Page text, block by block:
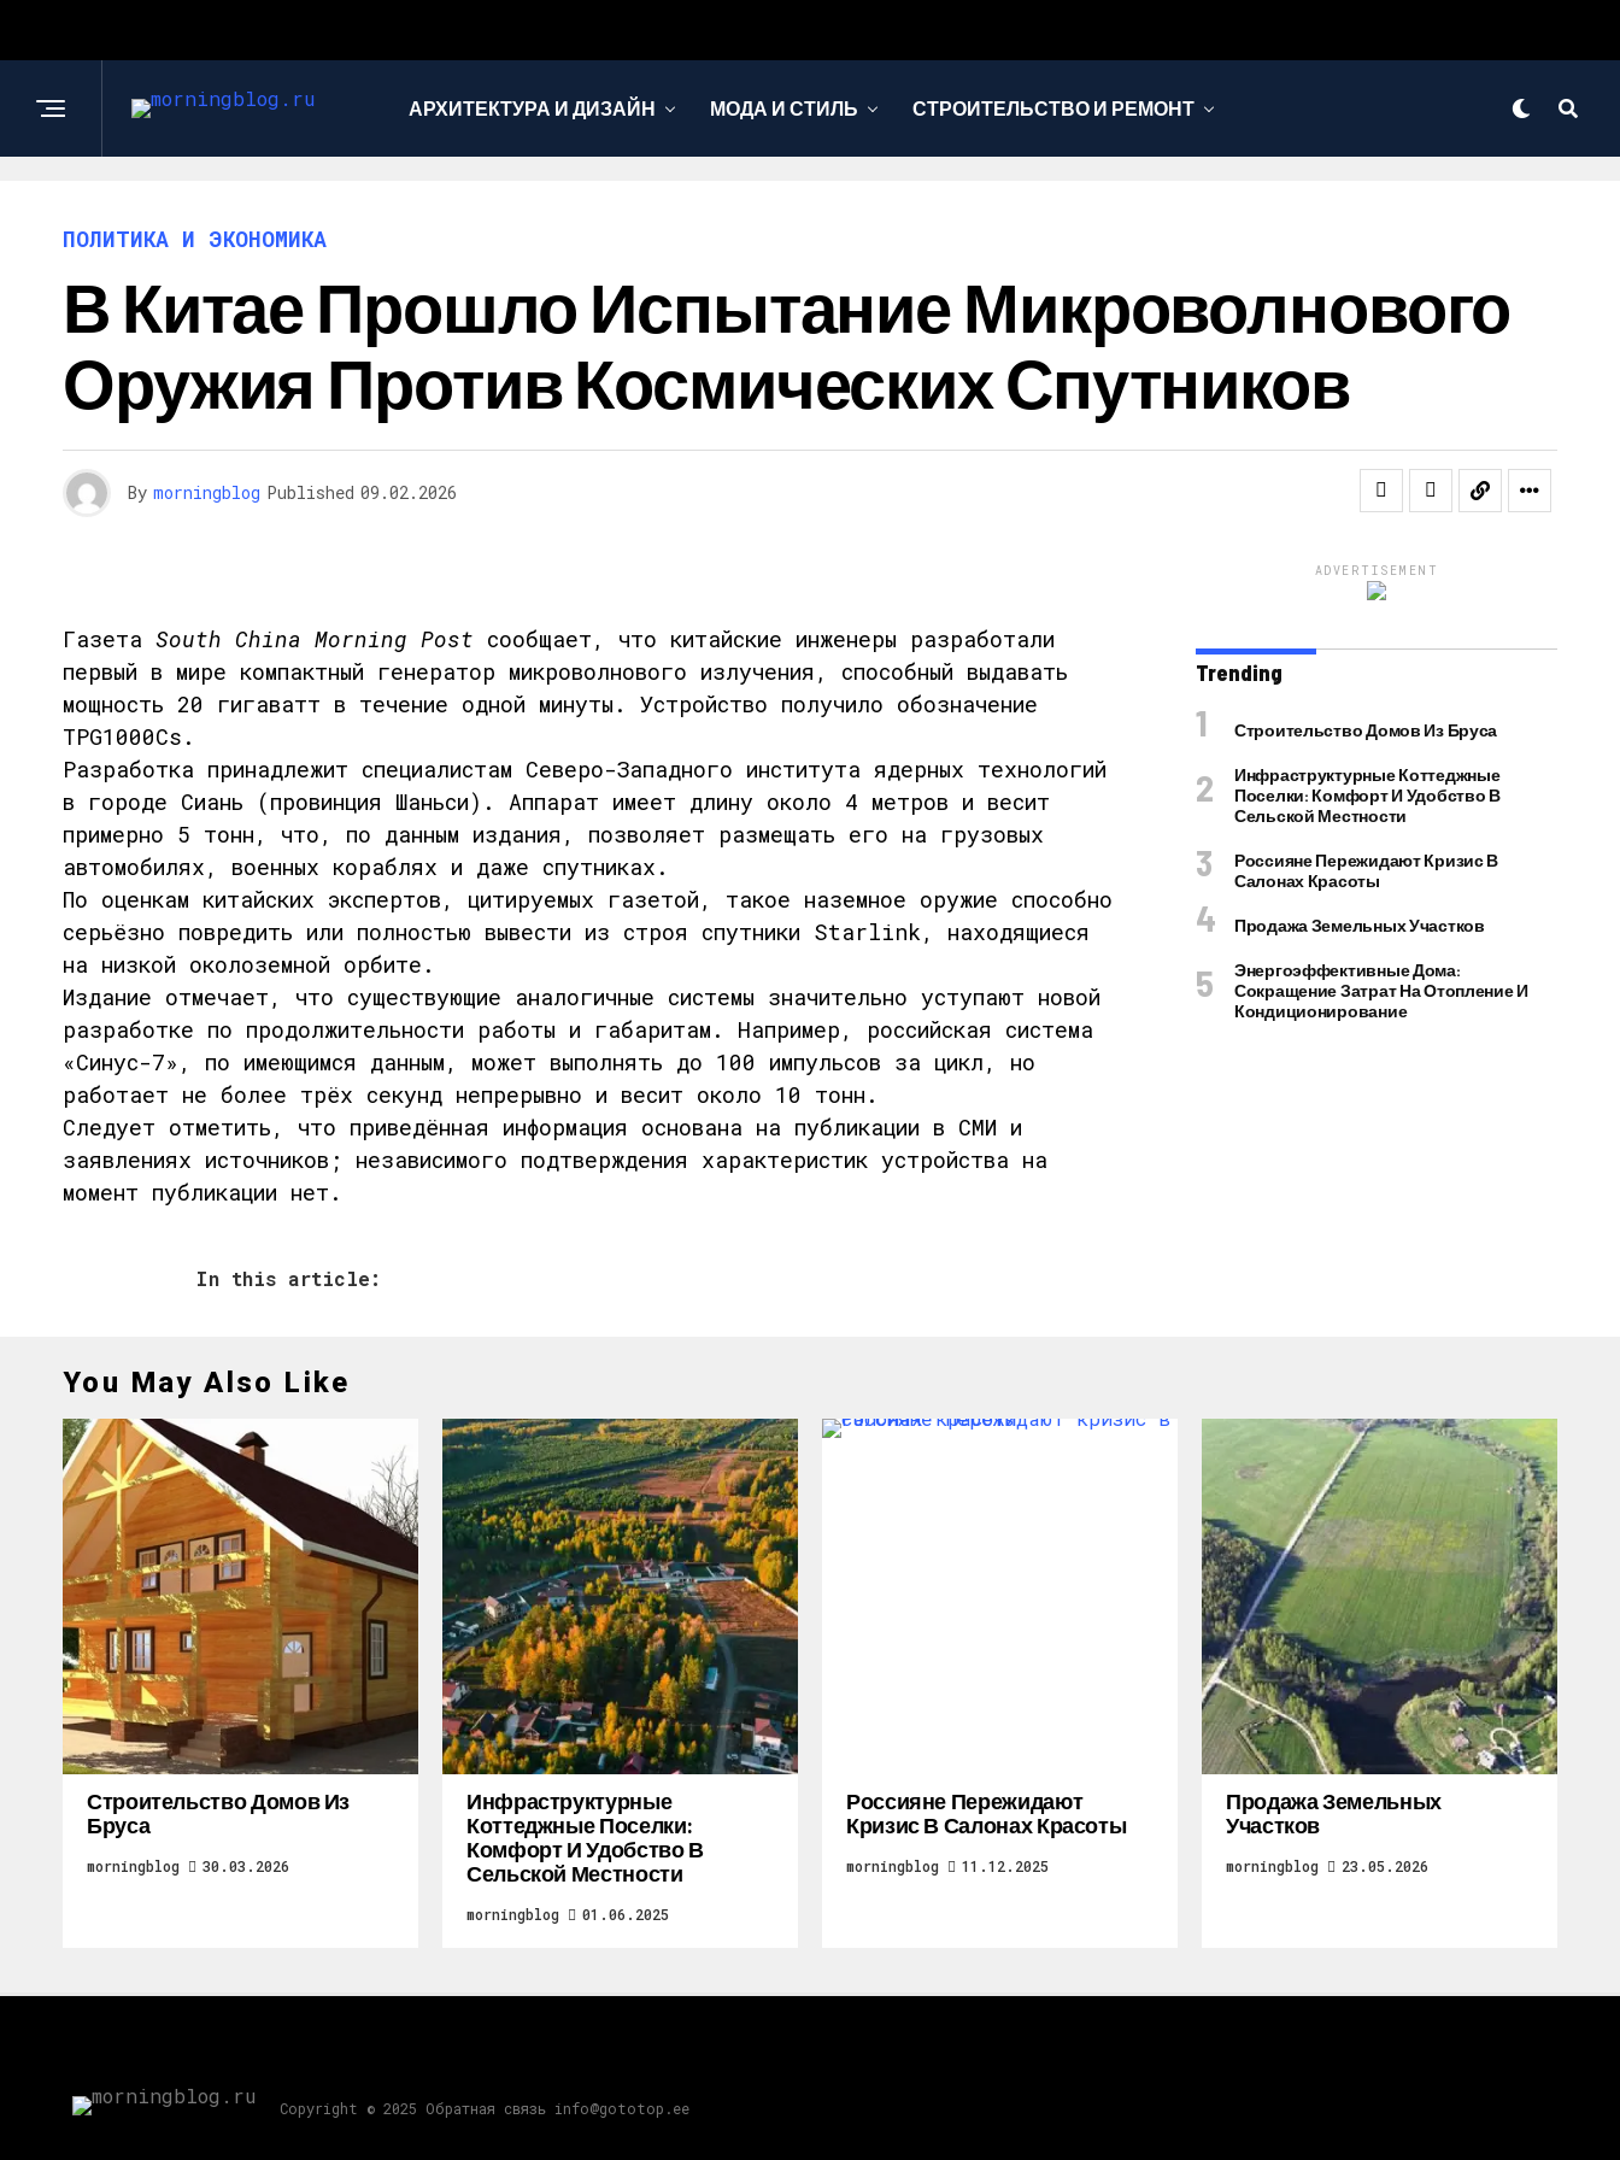
АРХИТЕКТУРА И ДИЗАЙН МОДА И СТИЛЬ СТРОИТЕЛЬСТВО И РЕМОНТ
ПОЛИТИКА И ЭКОНОМИКА
В Китае Прошло Испытание Микроволнового
Оружия Против Космических Спутников
By morningblog Published 09.02.2026
Газета South China Morning Post сообщает, что китайские инженеры разработали
первый в мире компактный генератор микроволнового излучения , способный выдавать
мощность 20 гигаватт в течение одной минуты . Устройство получило обозначение
TPG1000Cs .
Разработка принадлежит специалистам Северо-Западного института ядерных технологий
в городе Сиань (провинция Шаньси). Аппарат имеет длину около 4 метров и весит
примерно 5 тонн , что, по данным издания, позволяет размещать его на грузовых
автомобилях, военных кораблях и даже спутниках .
По оценкам китайских экспертов, цитируемых газетой, такое наземное оружие способно
серьёзно повредить или полностью вывести из строя спутники Starlink , находящиеся
на низкой околоземной орбите .
Издание отмечает, что существующие аналогичные системы значительно уступают новой
разработке по продолжительности работы и габаритам. Например, российская система
«Синус-7» , по имеющимся данным, может выполнять до 100 импульсов за цикл , но
работает не более трёх секунд непрерывно и весит около 10 тонн .
Следует отметить, что приведённая информация основана на публикации в СМИ и
заявлениях источников; независимого подтверждения характеристик устройства на
момент публикации нет.
In this article:
ADVERTISEMENT
Trending
Строительство Домов Из Бруса
Инфраструктурные Коттеджные
Поселки: Комфорт И Удобство В
Сельской Местности
Россияне Пережидают Кризис В
Салонах Красоты
Продажа Земельных Участков
Энергоэффективные Дома:
Сокращение Затрат На Отопление И
Кондиционирование
You May Also Like
Строительство Домов Из
Бруса
morningblog 30.03.2026
Инфраструктурные
Коттеджные Поселки:
Комфорт И Удобство В
Сельской Местности
morningblog 01.06.2025
Россияне Пережидают
Кризис В Салонах Красоты
morningblog 11.12.2025
Продажа Земельных
Участков
morningblog 23.05.2026
Copyright © 2025 Обратная связь info@gototop.ee